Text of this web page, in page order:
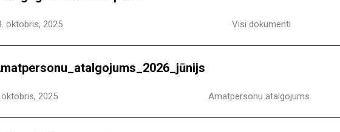
oktobris, 2025 Visi dokumenti
oktobris, 2025 Amatpersonu atalgojums